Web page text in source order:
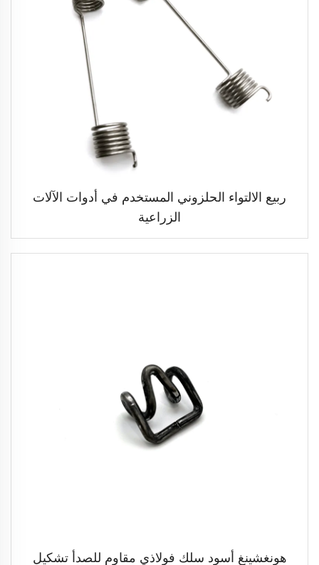
ربيع الالتواء الحلزوني المستخدم في أدوات الآلات
الزراعية
هونغشينغ أسود سلك فولاذي مقاوم للصدأ تشكيل